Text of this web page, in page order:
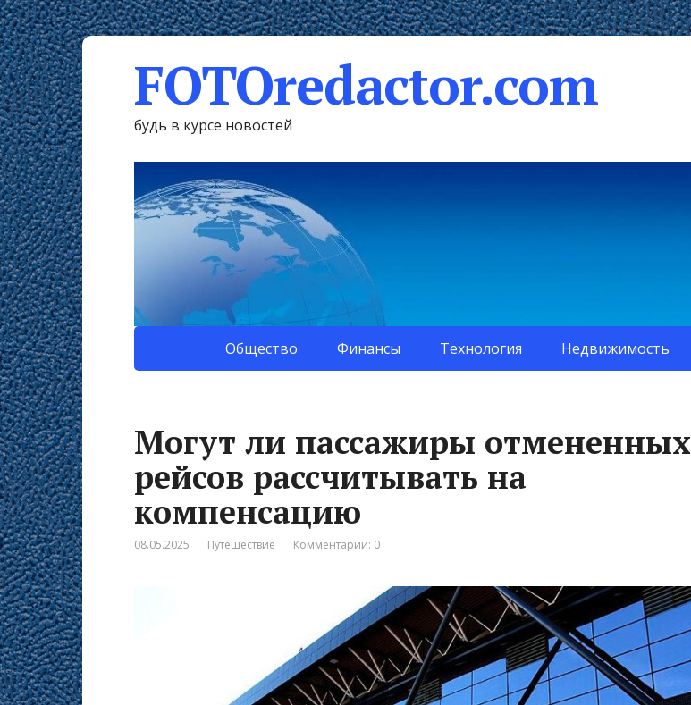
FOTOredactor.com
будь в курсе новостей
Общество Финансы Технология Недвижимость
Могут ли пассажиры отмененных
рейсов рассчитывать на
компенсацию
08.05.2025 Путешествие Комментарии: 0